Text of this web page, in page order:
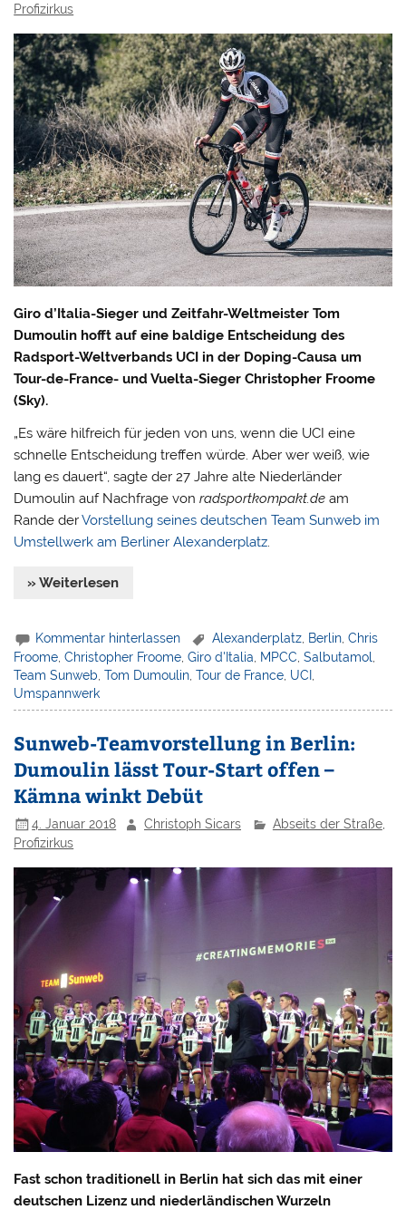
Profizirkus
Giro d’Italia-Sieger und Zeitfahr-Weltmeister Tom
Dumoulin hofft auf eine baldige Entscheidung des
Radsport-Weltverbands UCI in der Doping-Causa um
Tour-de-France- und Vuelta-Sieger Christopher Froome
(Sky).
„Es wäre hilfreich für jeden von uns, wenn die UCI eine
schnelle Entscheidung treffen würde. Aber wer weiß, wie
lang es dauert“, sagte der 27 Jahre alte Niederländer
Dumoulin auf Nachfrage vonradsportkompakt.de am
Rande derVorstellung seines deutschen Team Sunweb im
Umstellwerk am Berliner Alexanderplatz
» Weiterlesen
Kommentar hinterlassen Alexanderplatz Berlin ,Chris
Froome ,Christopher Froome ,Giro d'Italia MPCC ,Salbutamol
Team Sunweb ,Tom Dumoulin ,Tour de France UCI
Umspannwerk
Sunweb-Teamvorstellung in Berlin:
Dumoulin lässt Tour-Start offen –
Kämna winkt Debüt
4. Januar 2018 Christoph Sicars Abseits der Straße,
Profizirkus
Fast schon traditionell in Berlin hat sich das mit einer
deutschen Lizenz und niederländischen Wurzeln